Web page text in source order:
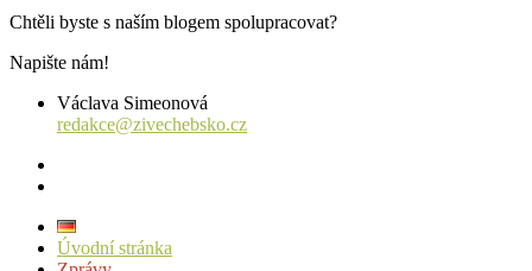
Chtěli byste s naším blogem spolupracovat?
Napište nám!
Václava Simeonová
redakce@zivechebsko.cz
Úvodní stránka